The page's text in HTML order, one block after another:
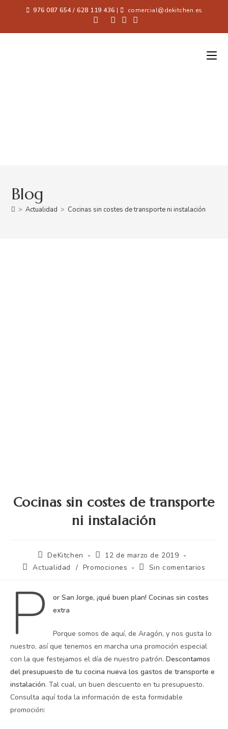
976 087 654 / 628 119 436 | comercial@dekitchen.es
Blog
> Actualidad > Cocinas sin costes de transporte ni instalación
Cocinas sin costes de transporte
ni instalación
DeKitchen
12 de marzo de 2019
Actualidad
/ Promociones Sin comentarios
P
or San Jorge, ¡qué buen plan! Cocinas sin costes
extra
Porque somos de aquí, de Aragón, y nos gusta lo
nuestro, así que tenemos en marcha una promoción especial
con la que festejamos el día de nuestro patrón. Descontamos
del presupuesto de tu cocina nueva los gastos de transporte e
instalación. Tal cual, un buen descuento en tu presupuesto.
Consulta aquí toda la información de esta formidable
promoción: